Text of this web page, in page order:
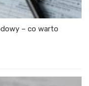
– co warto